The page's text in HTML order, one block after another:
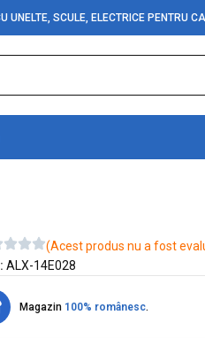
UNELTE, SCULE, ELECTRICE PENTRU
(Acest produs nu a fost
ALX-14E028
Magazin 100% românesc.